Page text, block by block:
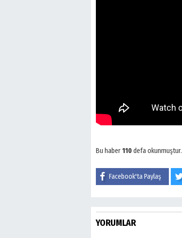
Bu haber110defa okunmuştur.
Facebook'ta Paylaş
YORUMLAR